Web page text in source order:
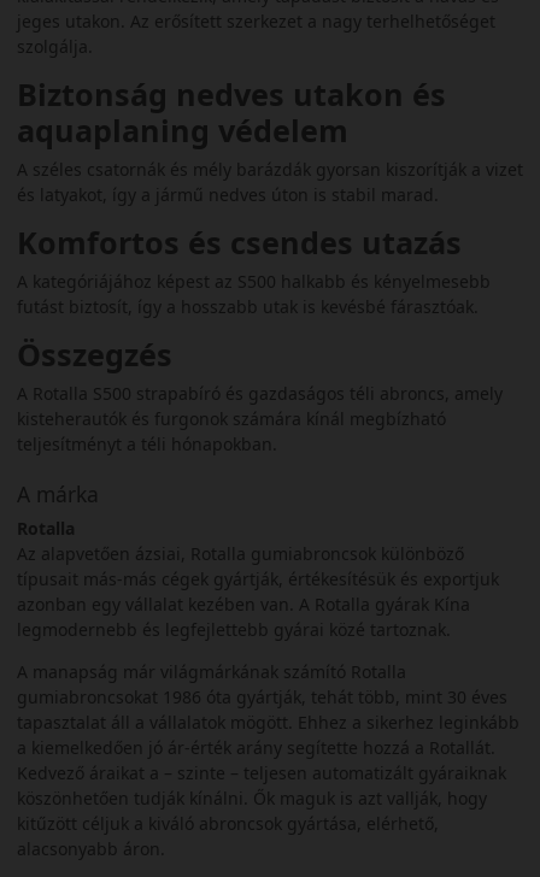
jeges utakon. Az erősített szerkezet a nagy terhelhetőséget
szolgálja.
Biztonság nedves utakon és
aquaplaning védelem
A széles csatornák és mély barázdák gyorsan kiszorítják a vizet
és latyakot, így a jármű nedves úton is stabil marad.
Komfortos és csendes utazás
A kategóriájához képest az S500 halkabb és kényelmesebb
futást biztosít, így a hosszabb utak is kevésbé fárasztóak.
Összegzés
A Rotalla S500 strapabíró és gazdaságos téli abroncs, amely
kisteherautók és furgonok számára kínál megbízható
teljesítményt a téli hónapokban.
A márka
Rotalla
Az alapvetően ázsiai, Rotalla gumiabroncsok különböző
típusait más-más cégek gyártják, értékesítésük és exportjuk
azonban egy vállalat kezében van. A Rotalla gyárak Kína
legmodernebb és legfejlettebb gyárai közé tartoznak.
A manapság már világmárkának számító Rotalla
gumiabroncsokat 1986 óta gyártják, tehát több, mint 30 éves
tapasztalat áll a vállalatok mögött. Ehhez a sikerhez leginkább
a kiemelkedően jó ár-érték arány segítette hozzá a Rotallát.
Kedvező áraikat a – szinte – teljesen automatizált gyáraiknak
köszönhetően tudják kínálni. Ők maguk is azt vallják, hogy
kitűzött céljuk a kiváló abroncsok gyártása, elérhető,
alacsonyabb áron.